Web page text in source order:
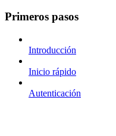
Primeros pasos
Introducción
Inicio rápido
Autenticación